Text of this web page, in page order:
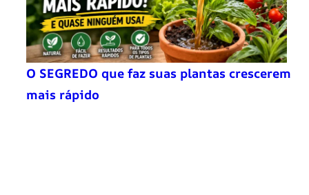
O SEGREDO que faz suas plantas crescerem
mais rápido